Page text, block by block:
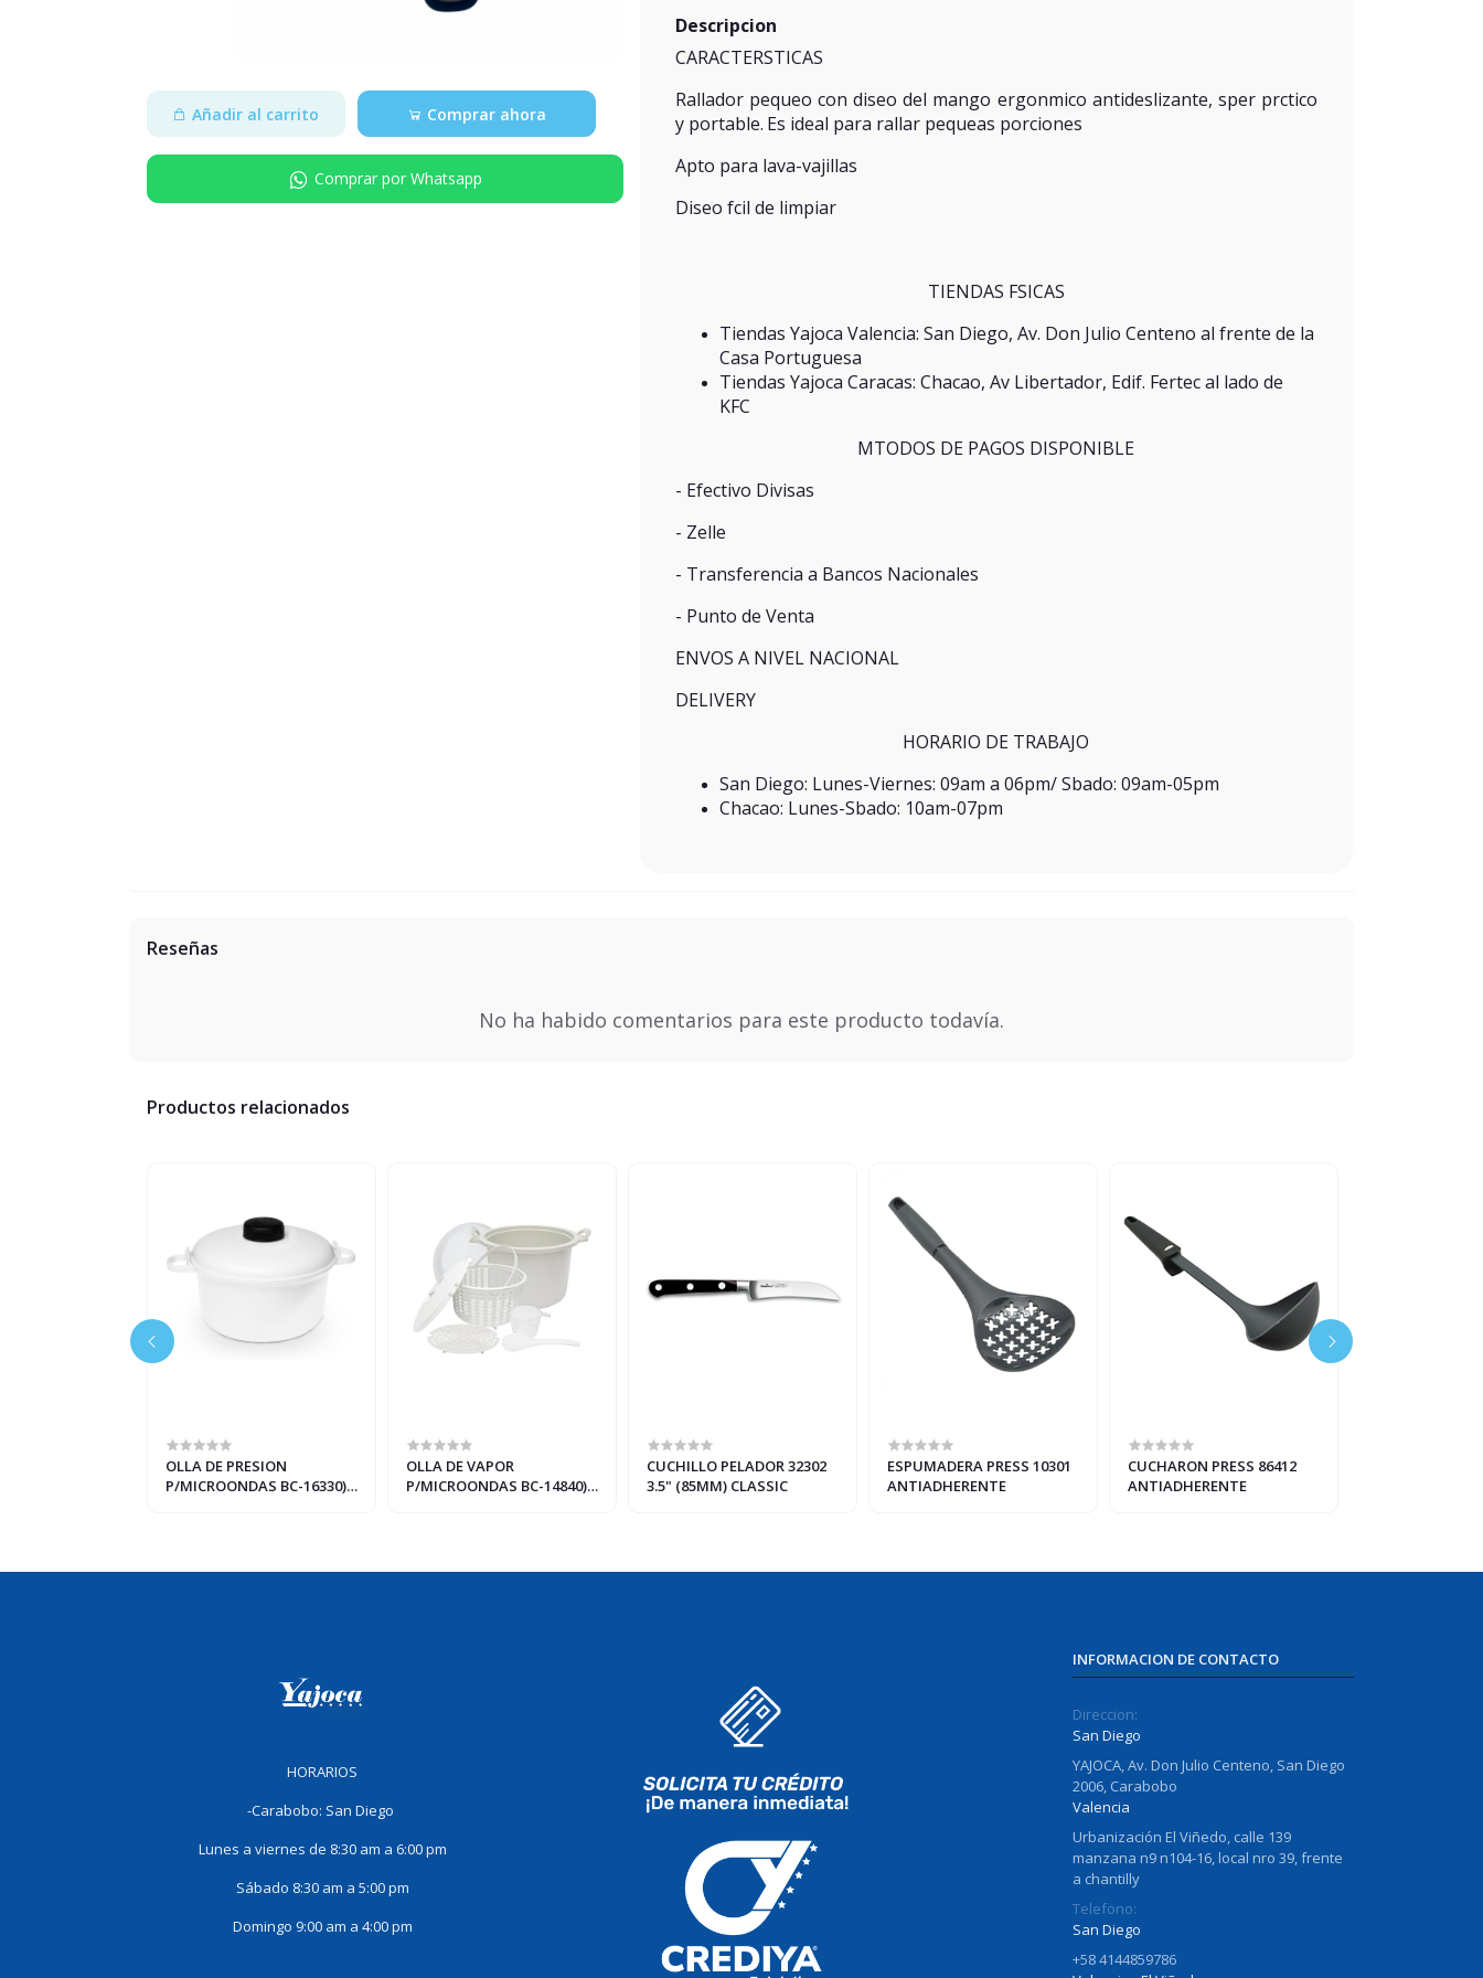
Añadir al carrito Comprar ahora
Comprar por Whatsapp
Descripcion
CARACTERSTICAS
Rallador pequeo con diseo del mango ergonmico antideslizante, sper prctico
y portable. Es ideal para rallar pequeas porciones
Apto para lava-vajillas
Diseo fcil de limpiar
TIENDAS FSICAS
Tiendas Yajoca Valencia: San Diego, Av. Don Julio Centeno al frente de la
Casa Portuguesa
Tiendas Yajoca Caracas: Chacao, Av Libertador, Edif. Fertec al lado de
KFC
MTODOS DE PAGOS DISPONIBLE
- Efectivo Divisas
- Zelle
- Transferencia a Bancos Nacionales
- Punto de Venta
ENVOS A NIVEL NACIONAL
DELIVERY
HORARIO DE TRABAJO
San Diego: Lunes-Viernes: 09am a 06pm/ Sbado: 09am-05pm
Chacao: Lunes-Sbado: 10am-07pm
Reseñas
No ha habido comentarios para este producto todavía.
Productos relacionados
OLLA DE PRESION
P/MICROONDAS BC-16330)
OLLA DE VAPOR
P/MICROONDAS BC-14840)
CUCHILLO PELADOR 32302
3.5" (85MM) CLASSIC
ESPUMADERA PRESS 10301
ANTIADHERENTE
CUCHARON PRESS 86412
ANTIADHERENTE
HORARIOS
-Carabobo: San Diego
Lunes a viernes de 8:30 am a 6:00 pm
Sábado 8:30 am a 5:00 pm
Domingo 9:00 am a 4:00 pm
INFORMACION DE CONTACTO
Direccion:
San Diego
YAJOCA, Av. Don Julio Centeno, San Diego
2006, Carabobo
Valencia
Urbanización El Viñedo, calle 139
manzana n9 n104-16, local nro 39, frente
a chantilly
Telefono:
San Diego
+58 4144859786